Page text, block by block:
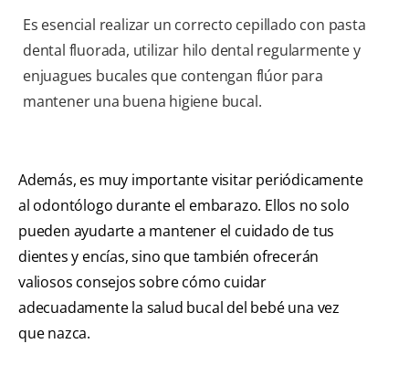
Es esencial realizar un correcto cepillado con pasta
dental fluorada, utilizar hilo dental regularmente y
enjuagues bucales que contengan flúor para
mantener una buena higiene bucal.
Además, es muy importante visitar periódicamente
al odontólogo durante el embarazo. Ellos no solo
pueden ayudarte a mantener el cuidado de tus
dientes y encías, sino que también ofrecerán
valiosos consejos sobre cómo cuidar
adecuadamente la salud bucal del bebé una vez
que nazca.